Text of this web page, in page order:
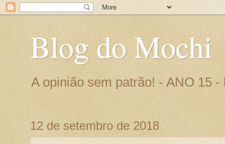
Blog do Mochi
A opinião sem patrão! - ANO 15
12 de setembro de 2018